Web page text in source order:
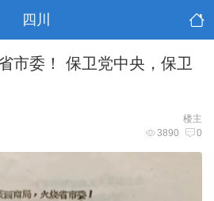
四川
市委！ 保卫党中央，保卫
楼主
3890 0